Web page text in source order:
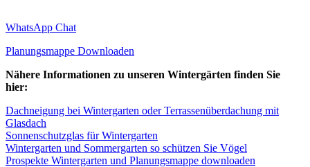
WhatsApp Chat
Planungsmappe Downloaden
Nähere Informationen zu unseren Wintergärten finden Sie
hier:
Dachneigung bei Wintergarten oder Terrassenüberdachung mit
Glasdach
Sonnenschutzglas für Wintergarten
Wintergarten und Sommergarten so schützen Sie Vögel
Prospekte Wintergarten und Planungsmappe downloaden